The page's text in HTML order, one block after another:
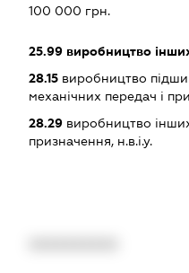
100 000 грн.
25.99виробництво
28.15виробництво
механічних передач і
28.29виробництво
призначення, н.в.і.у.